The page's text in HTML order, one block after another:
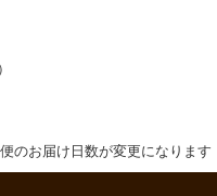
のお届け日数が変更になります